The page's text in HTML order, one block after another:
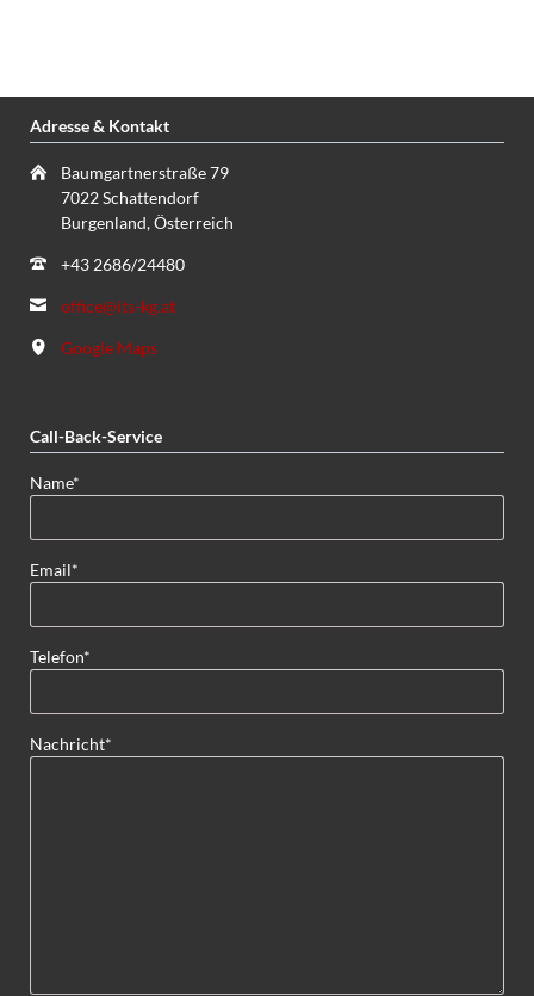
Adresse & Kontakt
Baumgartnerstraße 79
7022 Schattendorf
Burgenland, Österreich
+43 2686/24480
office@its-kg.at
Google Maps
Call-Back-Service
Pflichtfeld
Name*
Pflichtfeld
Email*
Pflichtfeld
Telefon*
Pflichtfeld
Nachricht*